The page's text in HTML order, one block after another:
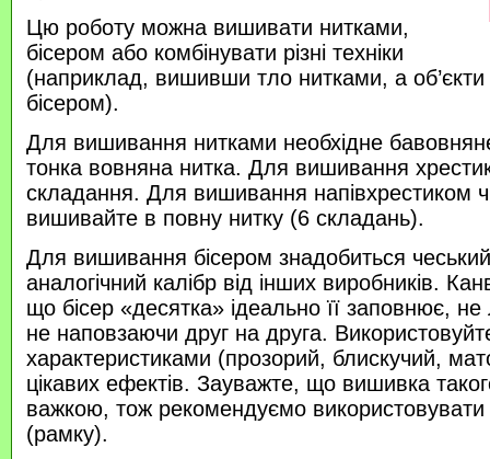
Цю роботу можна вишивати нитками,
бісером або комбінувати різні техніки
(наприклад, вишивши тло нитками, а
бісером).
Для вишивання нитками необхідне
тонка вовняна нитка. Для вишивання
складання. Для вишивання напівхрестиком
вишивайте в повну нитку (6 складань).
Для вишивання бісером знадобиться
аналогічний калібр від інших виробників.
що бісер «десятка» ідеально її заповнює,
не наповзаючи друг на друга.
характеристиками (прозорий, блискучий,
цікавих ефектів. Зауважте, що вишивка
важкою, тож рекомендуємо
(рамку).